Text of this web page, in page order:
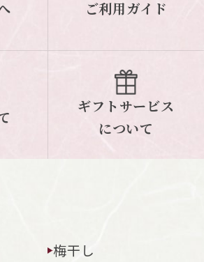
閉じる
ご利用ガイド
ギフトサービス
について
梅干し